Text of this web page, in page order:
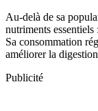
Au-delà de sa
nutriments
Sa consommation
améliorer la
Publicité